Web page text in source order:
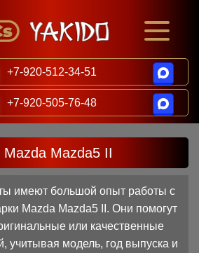
+7-920-512-34-51
+7-920-505-76-48
Mazda5 II
имеют большой опыт работы с
Mazda Mazda5 II. Они помогут
или качественные
учитывая модель, год выпуска и